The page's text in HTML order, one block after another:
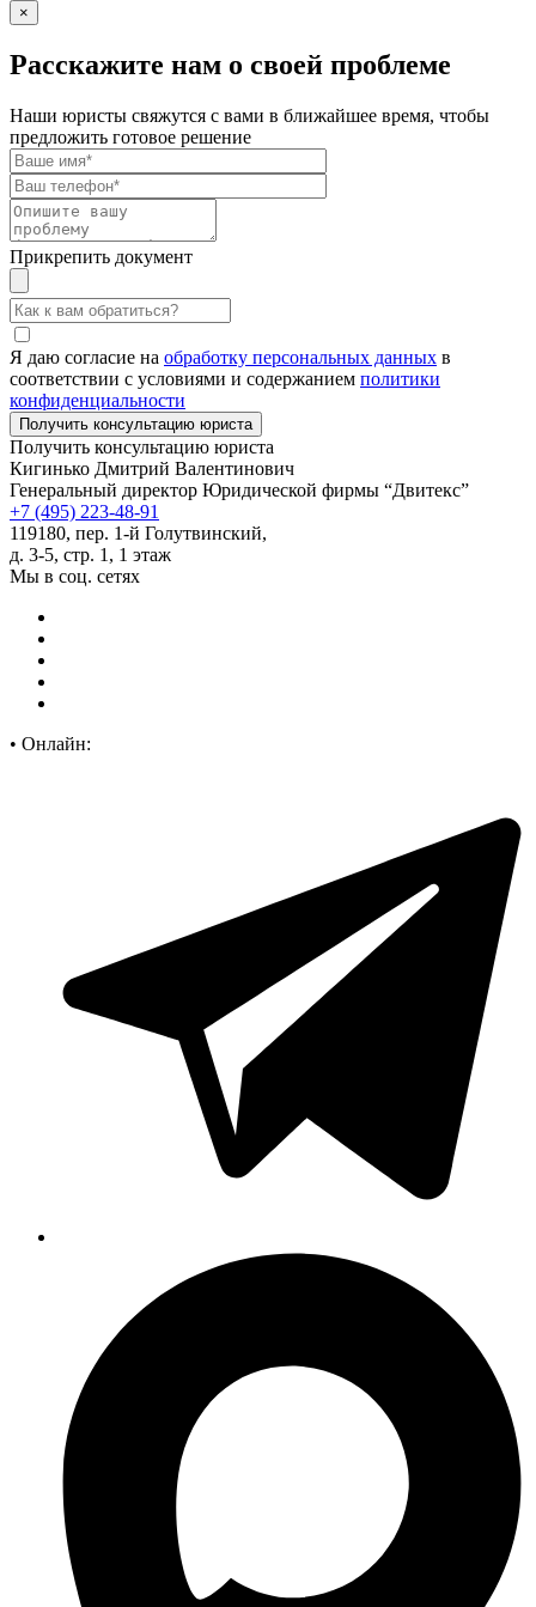
×
Расскажите нам о своей проблеме
Наши юристы свяжутся с вами в ближайшее время, чтобы
предложить готовое решение
Прикрепить документ
Я даю согласие на обработку персональных данных в
соответствии с условиями и содержанием политики
конфиденциальности
Получить консультацию юриста
Кигинько Дмитрий Валентинович
Генеральный директор Юридической фирмы “Двитекс”
+7 (495) 223-48-91
119180, пер. 1-й Голутвинский,
д. 3-5, стр. 1, 1 этаж
Мы в соц. сетях
• Онлайн: